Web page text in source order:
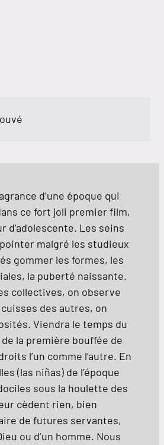
d’une époque qui
ce fort joli premier film,
d’adolescente. Les seins
malgré les studieux
gommer les formes, les
la puberté naissante.
collectives, on observe
des autres, on
Viendra le temps du
la première bouffée de
l’un comme l’autre. En
(las niñas) de l’époque
sous la houlette des
cèdent rien, bien
de futures servantes,
ou d’un homme. Nous